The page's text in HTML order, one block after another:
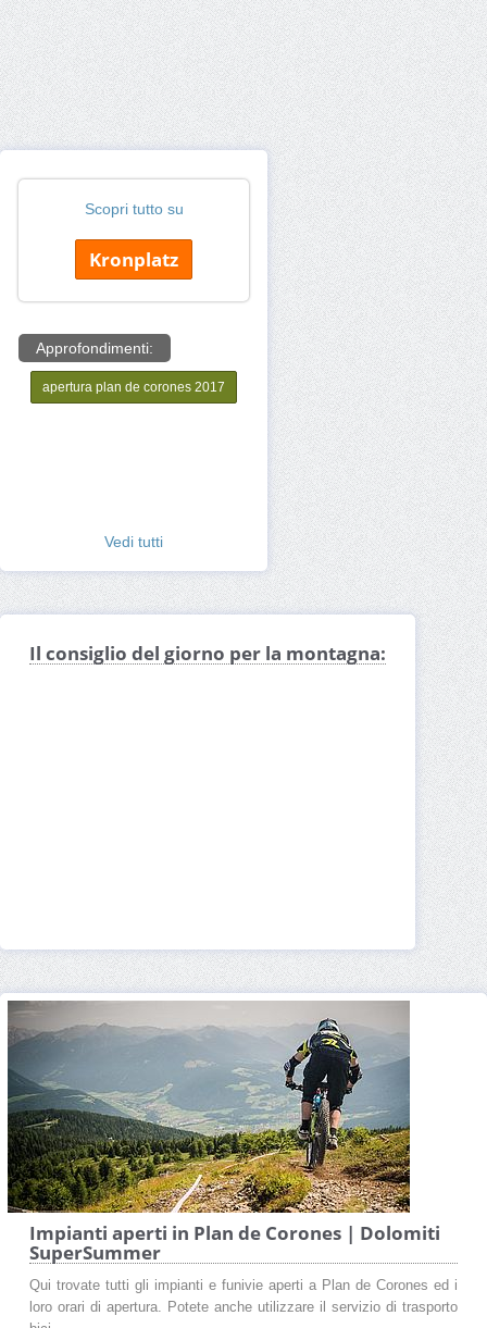
Scopri tutto su
Kronplatz
Approfondimenti:
apertura plan de corones 2017
Vedi tutti
Il consiglio del giorno per la montagna:
Impianti aperti in Plan de Corones | Dolomiti
SuperSummer
Qui trovate tutti gli impianti e funivie aperti a Plan de Corones ed i
loro orari di apertura. Potete anche utilizzare il servizio di trasporto